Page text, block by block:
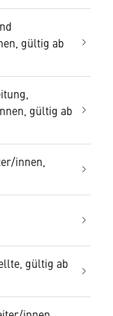
gültig ab
gültig ab
innen,
gültig ab